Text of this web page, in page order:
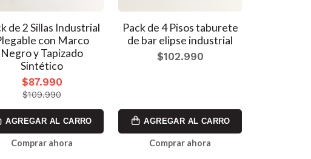
de 2 Sillas Industrial
con Marco
Negro y Tapizado
Sintético
$87.990
$109.990
AGREGAR AL CARRO
Comprar ahora
Pack de 4 Pisos taburete
de bar elipse industrial
$102.990
AGREGAR AL CARRO
Comprar ahora